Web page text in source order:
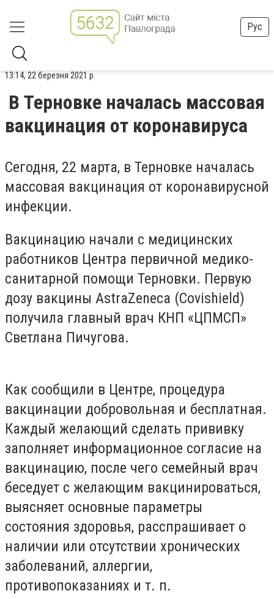
Рус
13:14, 22 березня 2021 р.
В Терновке началась массовая
вакцинация от коронавируса
Сегодня, 22 марта, в Терновке началась
массовая вакцинация от коронавирусной
инфекции.
Вакцинацию начали с медицинских
работников Центра первичной медико-
санитарной помощи Терновки. Первую
дозу вакцины AstraZeneca (Covishield)
получила главный врач КНП «ЦПМСП»
Светлана Пичугова.
Как сообщили в Центре, процедура
вакцинации добровольная и бесплатная.
Каждый желающий сделать прививку
заполняет информационное согласие на
вакцинацию, после чего семейный врач
беседует с желающим вакцинироваться,
выясняет основные параметры
состояния здоровья, расспрашивает о
наличии или отсутствии хронических
заболеваний, аллергии,
противопоказаниях и т. п.